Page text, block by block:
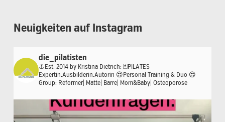
Neuigkeiten auf Instagram
die_pilatisten
⚓️Est. 2014 by Kristina Dietrich: 🃏PILATES
Expertin.Ausbilderin.Autorin 😍Personal Training & Duo 😍
Group: Reformer| Matte| Barre| Mom&Baby| Osteoporose